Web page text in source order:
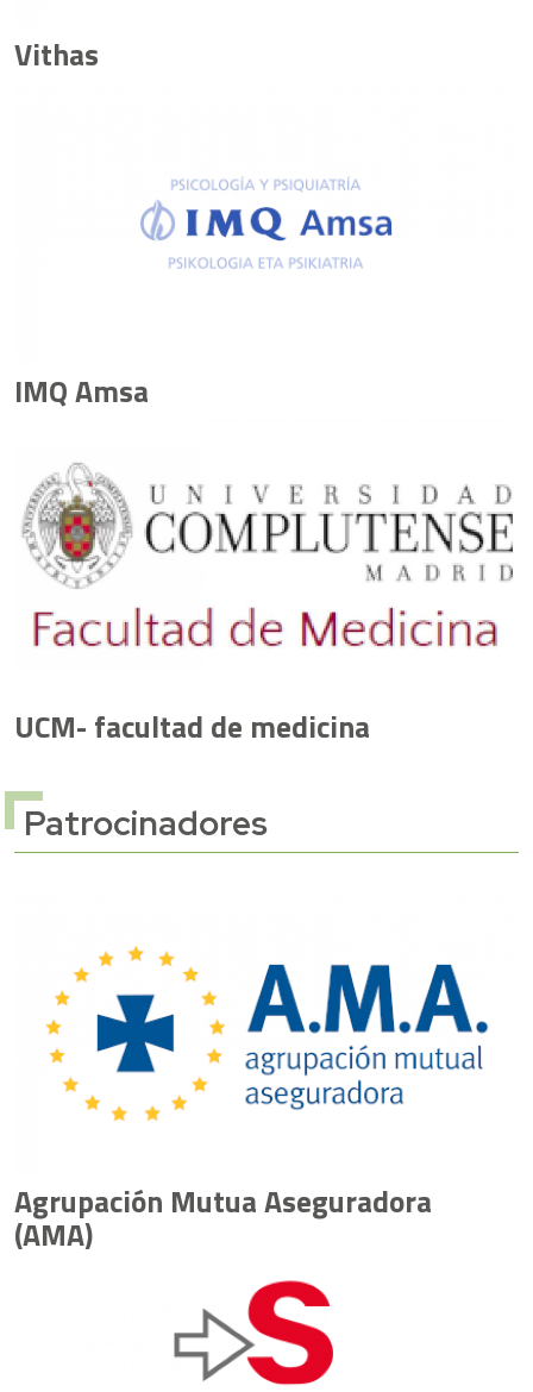
Vithas
IMQ Amsa
UCM- facultad de medicina
Patrocinadores
Agrupación Mutua Aseguradora
(AMA)